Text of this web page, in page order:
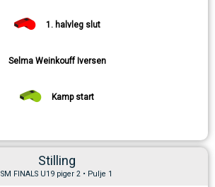
1. halvleg slut
Selma Weinkouff Iversen
Kamp start
Stilling
SM FINALS U19 piger 2 • Pulje 1